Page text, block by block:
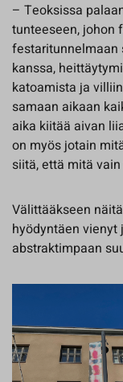
– Teoksissa
tunteeseen, johon
festaritunnelmaan
kanssa,
katoamista ja
samaan aikaan
aika kiitää aivan
on myös jotain
siitä, että mitä
Välittääkseen
hyödyntäen
abstraktimpaan